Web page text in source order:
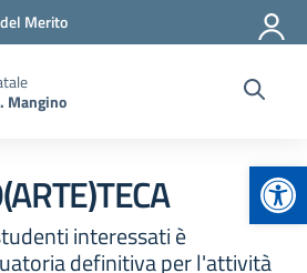
Merito
Mangino
interessati è
definitiva per l'attività